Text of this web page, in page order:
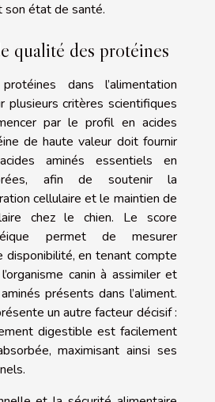
son état de santé.
qualité des protéines
dans l’alimentation
plusieurs critères scientifiques
par le profil en acides
de haute valeur doit fournir
aminés essentiels en
afin de soutenir la
cellulaire et le maintien de
chez le chien. Le score
permet de mesurer
en tenant compte
canin à assimiler et
présents dans l’aliment.
un autre facteur décisif :
digestible est facilement
maximisant ainsi ses